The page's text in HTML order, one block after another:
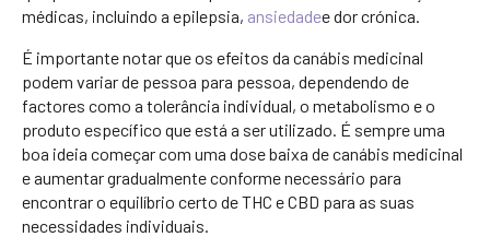
médicas, incluindo a epilepsia, ansiedadee dor crónica.
É importante notar que os efeitos da canábis medicinal
podem variar de pessoa para pessoa, dependendo de
factores como a tolerância individual, o metabolismo e o
produto específico que está a ser utilizado. É sempre uma
boa ideia começar com uma dose baixa de canábis medicinal
e aumentar gradualmente conforme necessário para
encontrar o equilíbrio certo de THC e CBD para as suas
necessidades individuais.